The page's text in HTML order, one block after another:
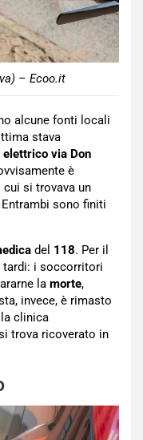
– Ecoo.it
alcune fonti locali
stava
elettrico via Don
è
cui si trovava un
sono finiti
del 118. Per il
tardi: i soccorritori
la morte,
invece, è rimasto
clinica
trova ricoverato in